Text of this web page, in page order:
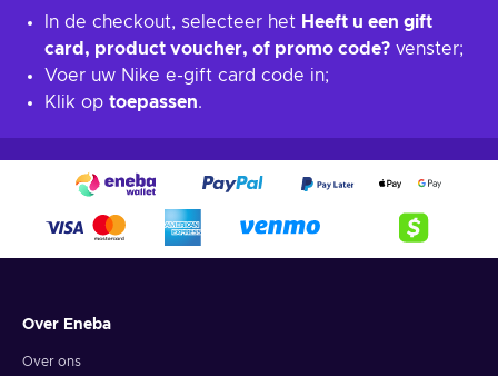
In de checkout, selecteer het Heeft u een gift
card, product voucher, of promo code? venster;
Voer uw Nike e-gift card code in;
Klik op toepassen.
Over Eneba
Over ons